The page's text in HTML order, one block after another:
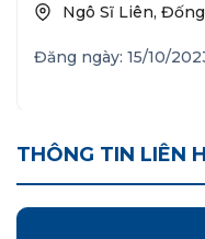
Ngô Sĩ Liên,
Đăng ngày: 15/10/
THÔNG TIN LIÊN